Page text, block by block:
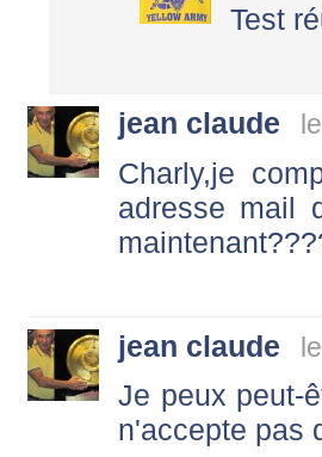
Test
jean claude
Charly,je
adresse mail
jean claude
Je peux peut-
n'accepte pas